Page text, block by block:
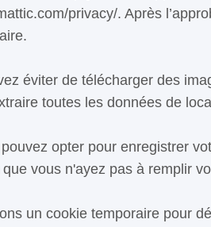
privacy/. Après
éviter de télécharger des
toutes les données de
opter pour enregistrer
vous n'ayez pas à remplir
un cookie temporaire pour